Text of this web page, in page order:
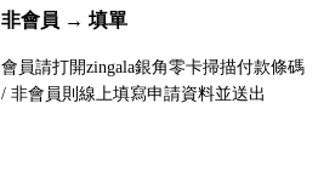
非會員 → 填單
會員請打開zingala銀角零卡掃描付款條碼
/ 非會員則線上填寫申請資料並送出